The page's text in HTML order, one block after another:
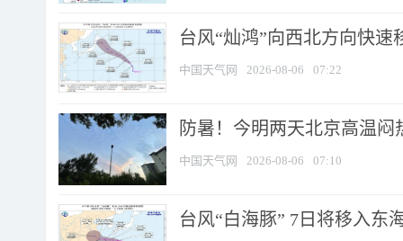
台风“灿鸿”向西北方向快
中国天气网 2026-08-06 07:22
防暑！今明两天北京高温
中国天气网 2026-08-06 07:10
台风“白海豚” 7日将移入东